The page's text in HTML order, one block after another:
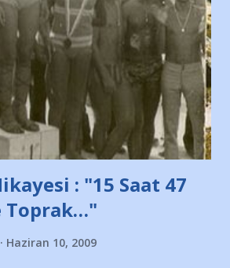
şahsı muhterem(!) ''Açık ve net olarak
Bunun yanısıra, bu takımlara
izin veren Bursa Büyükşehir
bulunduğu alışveriş merkezlerini
eklemiş .. Blogumuzda okuduğum bu
bu habe...
: "15 Saat 47
Toprak…"
Haziran 10, 2009